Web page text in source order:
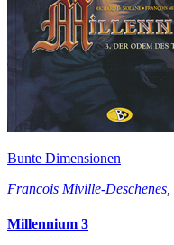
Bunte Dimensionen
Francois Miville-Deschenes
Millennium 3